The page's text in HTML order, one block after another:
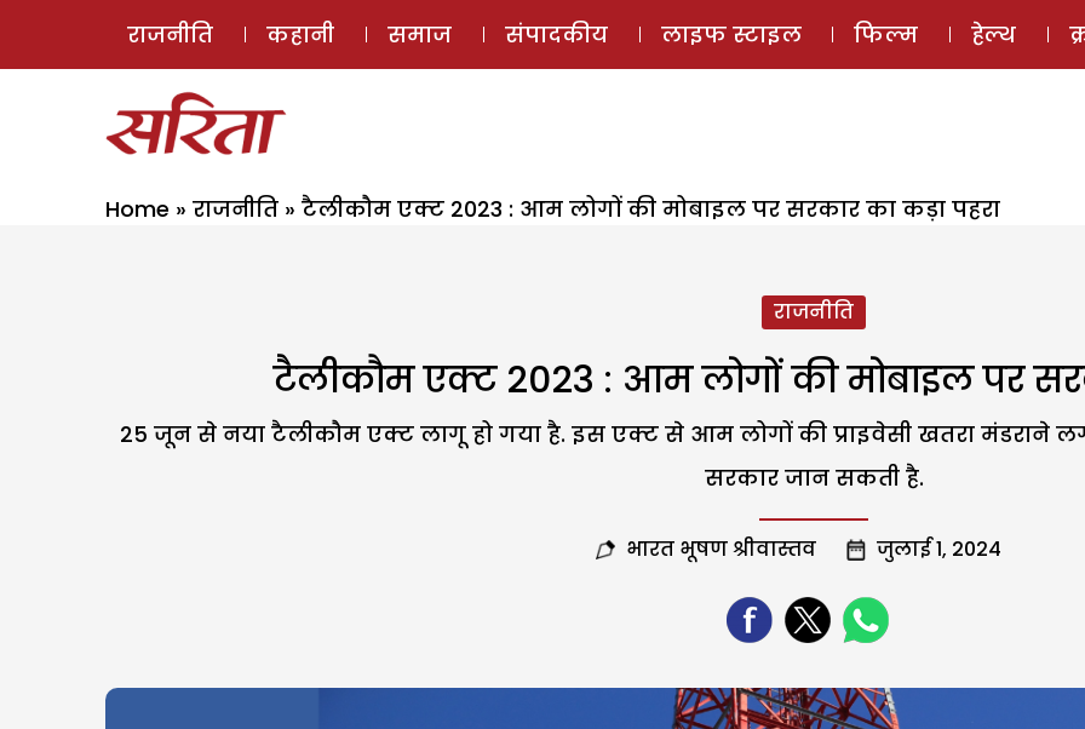
ई-मैगज़ीन
राजनीति कहानी समाज संपादकीय लाइफ स्टाइल फिल्म हेल्थ
Home » राजनीति » टैलीकौम एक्ट 2023 : आम लोगों की मोबाइल पर सरकार का कड़ा पहरा
राजनीति
टैलीकौम एक्ट 2023 : आम लोगों की मोबाइल पर
25 जून से नया टैलीकौम एक्ट लागू हो गया है. इस एक्ट से आम लोगों की प्राइवेसी खतरा मंडराने
सरकार जान सकती है.
भारत भूषण श्रीवास्तव जुलाई 1, 2024